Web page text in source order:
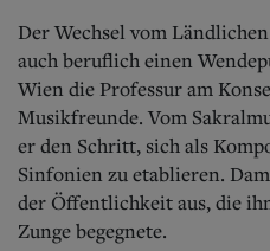
Der Wechsel vom
auch beruflich einen
Wien die Professur am
Musikfreunde. Vom
er den Schritt, sich als
Sinfonien zu etablieren.
der Öffentlichkeit aus, die
Zunge begegnete.